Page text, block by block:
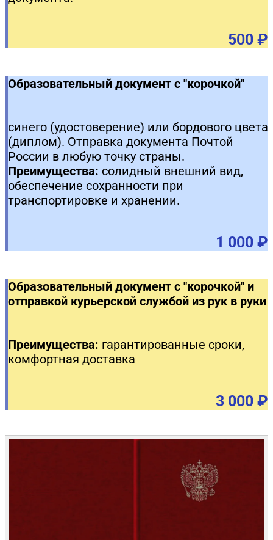
500 ₽
Образовательный документ с "корочкой"
синего (удостоверение) или бордового цвета
(диплом). Отправка документа Почтой
России в любую точку страны.
Преимущества: солидный внешний вид,
обеспечение сохранности при
транспортировке и хранении.
1 000 ₽
Образовательный документ с "корочкой" и
отправкой курьерской службой из рук в руки
Преимущества: гарантированные сроки,
комфортная доставка
3 000 ₽